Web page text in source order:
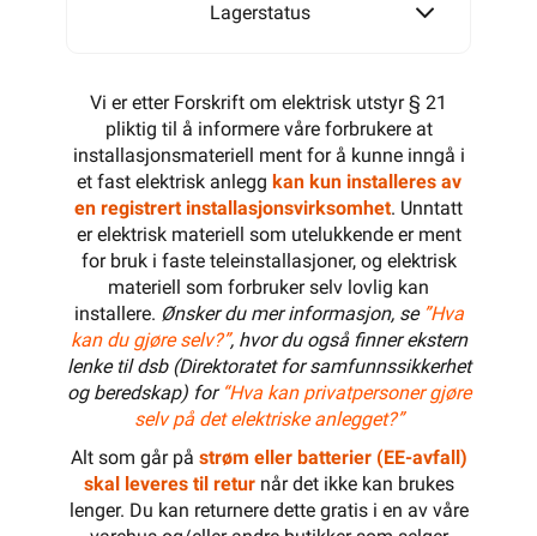
Lagerstatus
Vi er etter Forskrift om elektrisk utstyr § 21
pliktig til å informere våre forbrukere at
installasjonsmateriell ment for å kunne inngå i
et fast elektrisk anlegg kan kun installeres av
en registrert installasjonsvirksomhet. Unntatt
er elektrisk materiell som utelukkende er ment
for bruk i faste teleinstallasjoner, og elektrisk
materiell som forbruker selv lovlig kan
installere. Ønsker du mer informasjon, se ”Hva
kan du gjøre selv?”, hvor du også finner ekstern
lenke til dsb (Direktoratet for samfunnssikkerhet
og beredskap) for “Hva kan privatpersoner gjøre
selv på det elektriske anlegget?”
Alt som går på strøm eller batterier (EE-avfall)
skal leveres til returnår det ikke kan brukes
lenger. Du kan returnere dette gratis i en av våre